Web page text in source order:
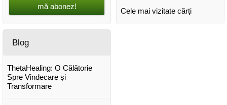
mă abonez!
Cele mai vizitate cărți
Blog
ThetaHealing: O Călătorie
Spre Vindecare și
Transformare